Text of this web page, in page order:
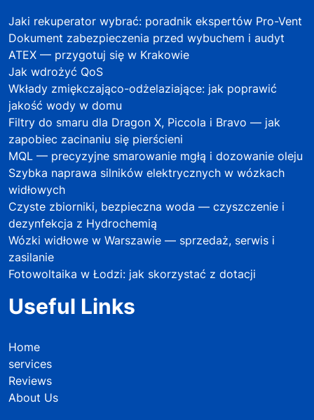
Jaki rekuperator wybrać: poradnik ekspertów Pro-Vent
Dokument zabezpieczenia przed wybuchem i audyt
ATEX — przygotuj się w Krakowie
Jak wdrożyć QoS
Wkłady zmiękczająco-odżelaziające: jak poprawić
jakość wody w domu
Filtry do smaru dla Dragon X, Piccola i Bravo — jak
zapobiec zacinaniu się pierścieni
MQL — precyzyjne smarowanie mgłą i dozowanie oleju
Szybka naprawa silników elektrycznych w wózkach
widłowych
Czyste zbiorniki, bezpieczna woda — czyszczenie i
dezynfekcja z Hydrochemią
Wózki widłowe w Warszawie — sprzedaż, serwis i
zasilanie
Fotowoltaika w Łodzi: jak skorzystać z dotacji
Useful Links
Home
services
Reviews
About Us